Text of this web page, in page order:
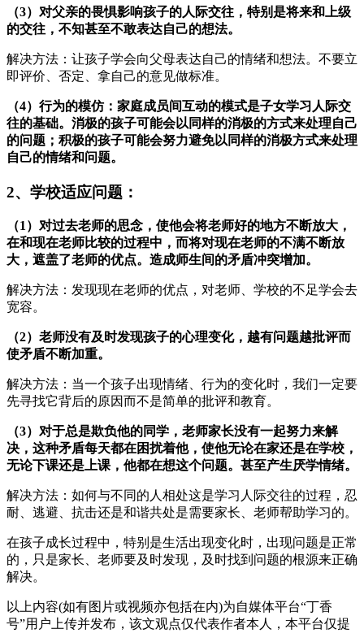
（3）对父亲的畏惧影响孩子的人际交往，特别是将来和上级
的交往，不知甚至不敢表达自己的想法。
解决方法：让孩子学会向父母表达自己的情绪和想法。不要立
即评价、否定、拿自己的意见做标准。
（4）行为的模仿：家庭成员间互动的模式是子女学习人际交
往的基础。消极的孩子可能会以同样的消极的方式来处理自己
的问题；积极的孩子可能会努力避免以同样的消极方式来处理
自己的情绪和问题。
2、学校适应问题：
（1）对过去老师的思念，使他会将老师好的地方不断放大，
在和现在老师比较的过程中，而将对现在老师的不满不断放
大，遮盖了老师的优点。造成师生间的矛盾冲突增加。
解决方法：发现现在老师的优点，对老师、学校的不足学会去
宽容。
（2）老师没有及时发现孩子的心理变化，越有问题越批评而
使矛盾不断加重。
解决方法：当一个孩子出现情绪、行为的变化时，我们一定要
先寻找它背后的原因而不是简单的批评和教育。
（3）对于总是欺负他的同学，老师家长没有一起努力来解
决，这种矛盾每天都在困扰着他，使他无论在家还是在学校，
无论下课还是上课，他都在想这个问题。甚至产生厌学情绪。
解决方法：如何与不同的人相处这是学习人际交往的过程，忍
耐、逃避、抗击还是和谐共处是需要家长、老师帮助学习的。
在孩子成长过程中，特别是生活出现变化时，出现问题是正常
的，只是家长、老师要及时发现，及时找到问题的根源来正确
解决。
以上内容(如有图片或视频亦包括在内)为自媒体平台“丁香
号”用户上传并发布，该文观点仅代表作者本人，本平台仅提